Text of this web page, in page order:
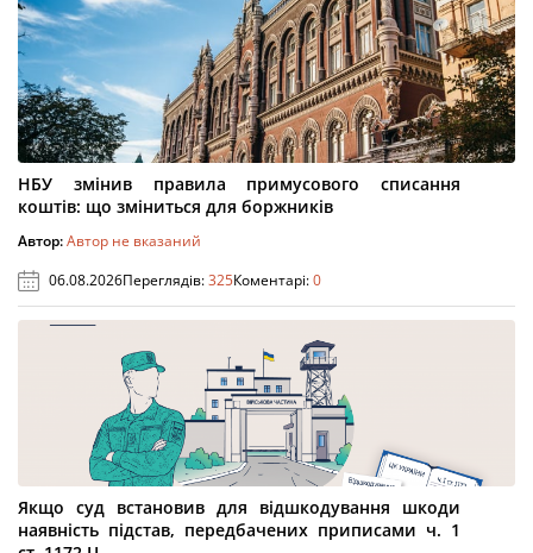
НБУ змінив правила примусового списання
коштів: що зміниться для боржників
Автор:Автор не вказаний
06.08.2026Переглядів:325Коментарі:0
Якщо суд встановив для відшкодування шкоди
наявність підстав, передбачених приписами ч. 1